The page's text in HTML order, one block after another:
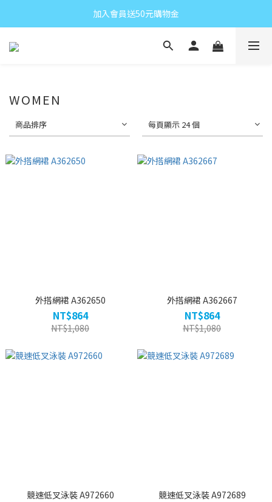
加入會員送50元購物金
WOMEN
商品排序 每頁顯示 24 個
外搭網裙 A362650
NT$864
NT$1,080
外搭網裙 A362667
NT$864
NT$1,080
競速低叉泳裝 A972660 競速低叉泳裝 A972689